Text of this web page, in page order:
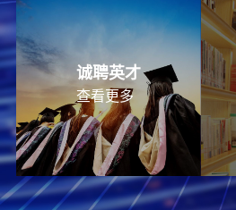
诚聘英才
查看更多